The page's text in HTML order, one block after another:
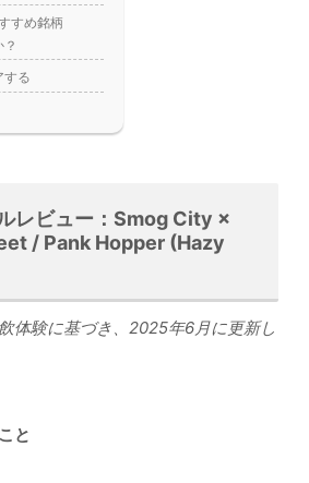
すめ銘柄
する
レビュー：Smog City ×
/ Pank Hopper (Hazy
体験に基づき、2025年6月に更新し
と